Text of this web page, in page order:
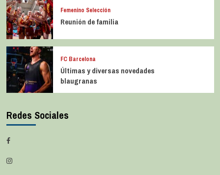
Femenino Selección
Reunión de familia
FC Barcelona
Últimas y diversas novedades
blaugranas
Redes Sociales